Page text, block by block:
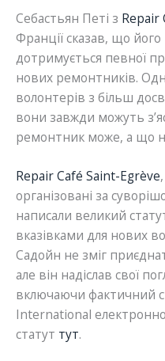
Себастьян Петі з Repair
Франції сказав, що
дотримується певної
нових ремонтників.
волонтерів з більш
вони завжди можуть
ремонтник може, а що
Repair Café Saint-Egrève
організовані за
написали великий
вказівками для нових
Садойн не зміг
але він надіслав свої
включаючи фактичний
International
статут тут.